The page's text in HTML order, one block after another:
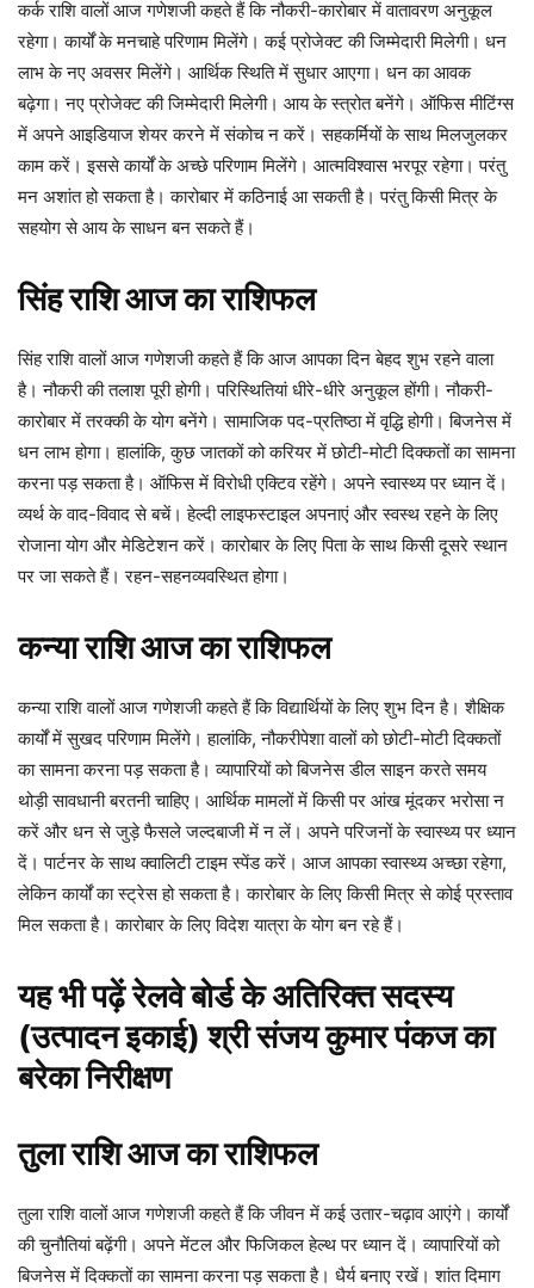
कर्क राशि वालों आज गणेशजी कहते हैं कि नौकरी-कारोबार में वातावरण अनुकूल
रहेगा। कार्यों के मनचाहे परिणाम मिलेंगे। कई प्रोजेक्ट की जिम्मेदारी मिलेगी। धन
लाभ के नए अवसर मिलेंगे। आर्थिक स्थिति में सुधार आएगा। धन का आवक
बढ़ेगा। नए प्रोजेक्ट की जिम्मेदारी मिलेगी। आय के स्त्रोत बनेंगे। ऑफिस मीटिंग्स
में अपने आइडियाज शेयर करने में संकोच न करें। सहकर्मियों के साथ मिलजुलकर
काम करें। इससे कार्यों के अच्छे परिणाम मिलेंगे। आत्मविश्वास भरपूर रहेगा। परंतु
मन अशांत हो सकता है। कारोबार में कठिनाई आ सकती है। परंतु किसी मित्र के
सहयोग से आय के साधन बन सकते हैं।
सिंहराशिआजकाराशिफल
सिंह राशि वालों आज गणेशजी कहते हैं कि आज आपका दिन बेहद शुभ रहने वाला
है। नौकरी की तलाश पूरी होगी। परिस्थितियां धीरे-धीरे अनुकूल होंगी। नौकरी-
कारोबार में तरक्की के योग बनेंगे। सामाजिक पद-प्रतिष्ठा में वृद्धि होगी। बिजनेस में
धन लाभ होगा। हालांकि, कुछ जातकों को करियर में छोटी-मोटी दिक्कतों का सामना
करना पड़ सकता है। ऑफिस में विरोधी एक्टिव रहेंगे। अपने स्वास्थ्य पर ध्यान दें।
व्यर्थ के वाद-विवाद से बचें। हेल्दी लाइफस्टाइल अपनाएं और स्वस्थ रहने के लिए
रोजाना योग और मेडिटेशन करें। कारोबार के लिए पिता के साथ किसी दूसरे स्थान
पर जा सकते हैं। रहन-सहनव्यवस्थित होगा।
कन्याराशिआजकाराशिफल
कन्या राशि वालों आज गणेशजी कहते हैं कि विद्यार्थियों के लिए शुभ दिन है। शैक्षिक
कार्यों में सुखद परिणाम मिलेंगे। हालांकि, नौकरीपेशा वालों को छोटी-मोटी दिक्कतों
का सामना करना पड़ सकता है। व्यापारियों को बिजनेस डील साइन करते समय
थोड़ी सावधानी बरतनी चाहिए। आर्थिक मामलों में किसी पर आंख मूंदकर भरोसा न
करें और धन से जुड़े फैसले जल्दबाजी में न लें। अपने परिजनों के स्वास्थ्य पर ध्यान
दें। पार्टनर के साथ क्वालिटी टाइम स्पेंड करें। आज आपका स्वास्थ्य अच्छा रहेगा,
लेकिन कार्यों का स्ट्रेस हो सकता है। कारोबार के लिए किसी मित्र से कोई प्रस्ताव
मिल सकता है। कारोबार के लिए विदेश यात्रा के योग बन रहे हैं।
यह भी पढ़ेंरेलवे बोर्ड के अतिरिक्त सदस्य
(उत्पादन इकाई) श्री संजय कुमार पंकज का
बरेका निरीक्षण
तुलाराशिआजकाराशिफल
तुला राशि वालों आज गणेशजी कहते हैं कि जीवन में कई उतार-चढ़ाव आएंगे। कार्यों
की चुनौतियां बढ़ेंगी। अपने मेंटल और फिजिकल हेल्थ पर ध्यान दें। व्यापारियों को
बिजनेस में दिक्कतों का सामना करना पड़ सकता है। धैर्य बनाए रखें। शांत दिमाग